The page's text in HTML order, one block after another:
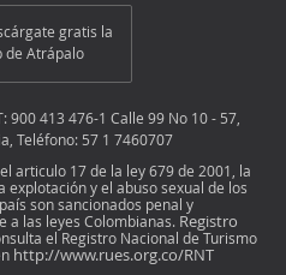
gratis la
de Atrápalo
900 413 476-1 Calle 99 No 10 - 57,
Teléfono: 57 1 7460707
articulo 17 de la ley 679 de 2001, la
y el abuso sexual de los
son sancionados penal y
las leyes Colombianas. Registro
el Registro Nacional de Turismo
http://www.rues.org.co/RNT